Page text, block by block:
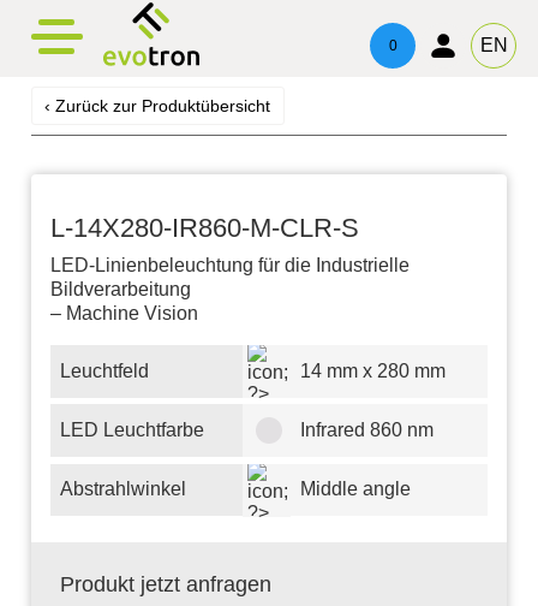
0 EN
‹ Zurück zur Produktübersicht
L-14X280-IR860-M-CLR-S
LED-Linienbeleuchtung für die Industrielle
Bildverarbeitung
– Machine Vision
Leuchtfeld 14 mm x 280 mm
LED Leuchtfarbe Infrared 860 nm
Abstrahlwinkel Middle angle
Produkt jetzt anfragen
evotronControl
evotronacademy